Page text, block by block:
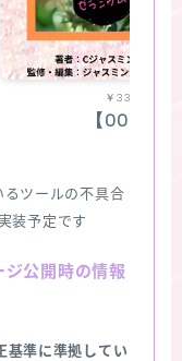
￥330
【002】
るツールの不具合
装予定です
公開時の情報
基準に準拠してい